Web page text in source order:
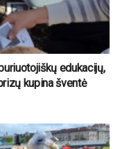
edukacijų,
kupina šventė